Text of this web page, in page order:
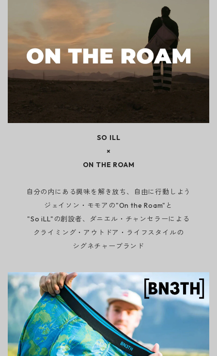
SO ILL
×
ON THE ROAM
自分の内にある興味を解き放ち、自由に行動しよう
ジェイソン・モモアの"On the Roam"と
"So iLL"の創設者、ダニエル・チャンセラーによる
クライミング・アウトドア・ライフスタイルの
シグネチャーブランド